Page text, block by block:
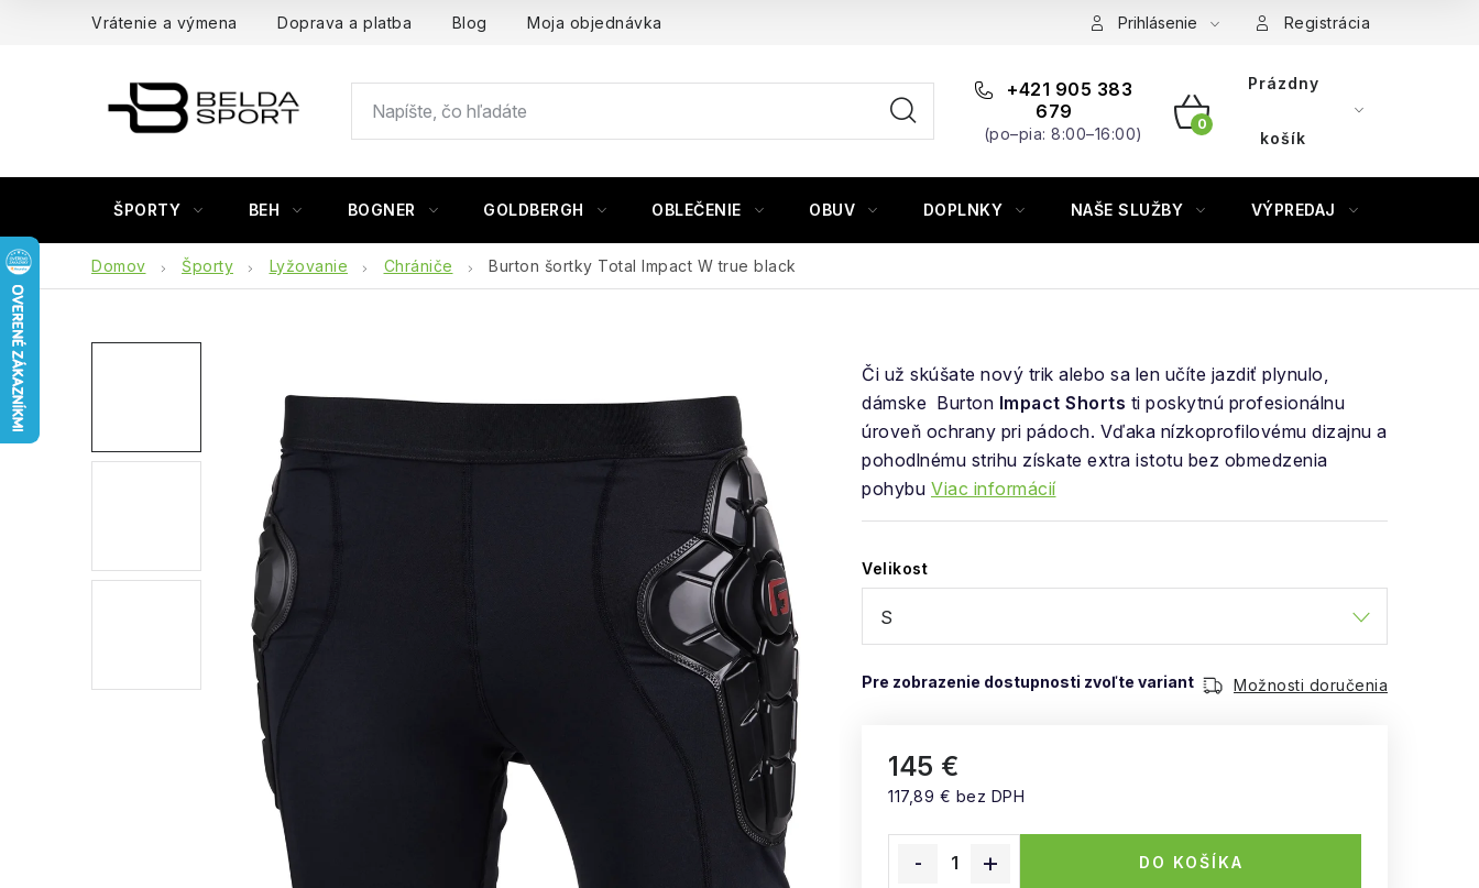
Vrátenie a výmena Doprava a platba Blog Moja objednávka Prihlásenie Registrácia
+421 905 383
679
(po–pia: 8:00–16:00) NÁKUPNÝ
Prázdny
košík
ŠPORTY BEH BOGNER GOLDBERGH OBLEČENIE OBUV DOPLNKY NAŠE SLUŽBY VÝPREDAJ
Domov Športy Lyžovanie Chrániče Burton šortky Total Impact W true black
Či už skúšate nový trik alebo sa len učíte jazdiť plynulo,
dámske Burton Impact Shorts ti poskytnú profesionálnu
úroveň ochrany pri pádoch. Vďaka nízkoprofilovému dizajnu a
pohodlnému strihu získate extra istotu bez obmedzenia
pohybu Viac informácií
Velikost
Možnosti doručenia
145 €
117,89 € bez DPH
DO KOŠÍKA